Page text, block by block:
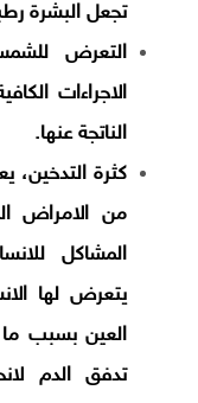
تجعل البشرة
التعرض
الاجراءات
الناتجة عنها.
كثرة التدخين،
من الامراض
المشاكل
يتعرض لها
العين بسبب ما
تدفق الدم